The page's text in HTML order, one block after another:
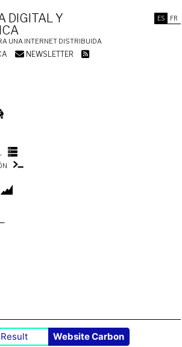
ES FR
DIGITAL Y
UNA INTERNET DISTRIBUIDA
NEWSLETTER
Website Carbon